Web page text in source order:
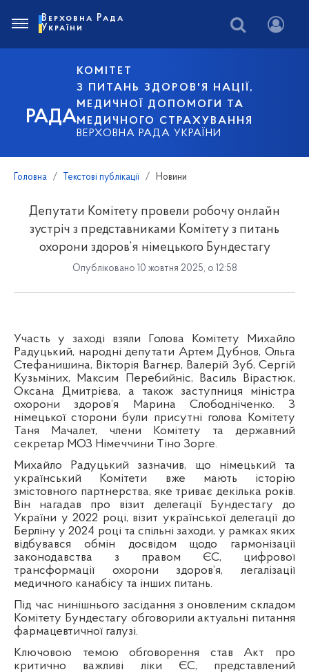
РАДА
КОМІТЕТ
З ПИТАНЬ ЗДОРОВ'Я НАЦІЇ,
МЕДИЧНОЇ ДОПОМОГИ ТА
МЕДИЧНОГО СТРАХУВАННЯ
ВЕРХОВНА РАДА УКРАЇНИ
Верховна Рада
України
Головна Текстові публікації Новини
Депутати Комітету провели робочу онлайн
зустріч з представниками Комітету з питань
охорони здоров’я німецького Бундестагу
Опубліковано 10 жовтня 2025, о 12:58
Участь у заході взяли Голова Комітету Михайло
Радуцький, народні депутати Артем Дубнов, Ольга
Стефанишина, Вікторія Вагнєр, Валерій Зуб, Сергій
Кузьміних, Максим Перебийніс, Василь Вірастюк,
Оксана Дмитрієва, а також заступниця міністра
охорони здоров’я Марина Слободніченко. З
німецької сторони були присутні голова Комітету
Таня Мачалет, члени Комітету та державний
секретар МОЗ Німеччини Тіно Зорге.
Михайло Радуцький зазначив, що німецький та
український Комітети вже мають історію
змістовного партнерства, яке триває декілька років.
Він нагадав про візит делегації Бундестагу до
України у 2022 році, візит української делегації до
Берліну у 2024 році та спільні заходи, у рамках яких
відбувався обмін досвідом щодо гармонізації
законодавства з правом ЄС, цифрової
трансформації охорони здоров’я, легалізації
медичного канабісу та інших питань.
Під час нинішнього засідання з оновленим складом
Комітету Бундестагу обговорили актуальні питання
фармацевтичної галузі.
Ключовою темою обговорення став Акт про
критично важливі ліки ЄС, представлений